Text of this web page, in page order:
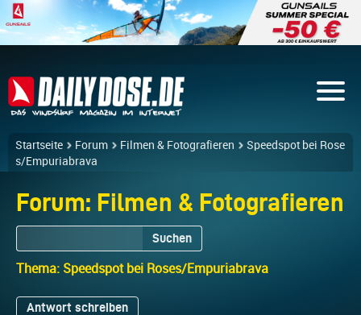
Startseite Forum Filmen & Fotografieren
Speedspot bei Rose
s/Empuriabrava
Forum: Filmen & Fotografieren
Suchen
Thema: Speedspot bei Roses/Empuriabrava
Antwort schreiben